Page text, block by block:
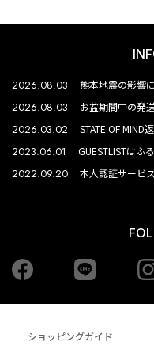
2026.08.03 熊本地震の影響
2026.08.03 お盆期間中の発
2026.03.02 STATE OF MIND
2023.06.01 GUESTLISTはふ
2022.09.20 本人認証サービ
Facebook
ショッピングガイド